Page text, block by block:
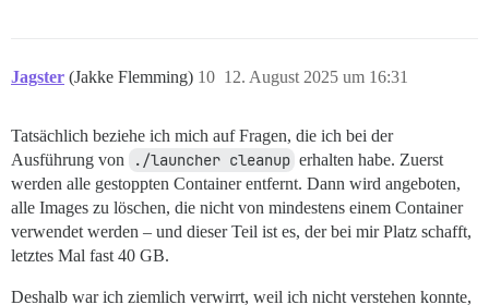
Jagster (Jakke Flemming) 12. August 2025 um 16:31
10
Tatsächlich beziehe ich mich auf Fragen, die ich bei der
Ausführung von
./launcher cleanup erhalten habe. Zuerst
werden alle gestoppten Container entfernt. Dann wird angeboten,
alle Images zu löschen, die nicht von mindestens einem Container
verwendet werden – und dieser Teil ist es, der bei mir Platz schafft,
letztes Mal fast 40 GB.
Deshalb war ich ziemlich verwirrt, weil ich nicht verstehen konnte,